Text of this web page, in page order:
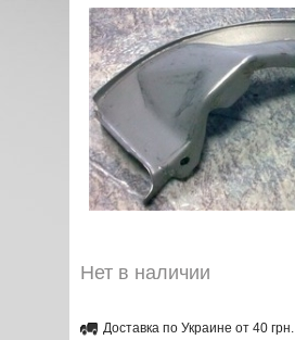
Нет в наличии
Доставка по Украине от 40 грн.